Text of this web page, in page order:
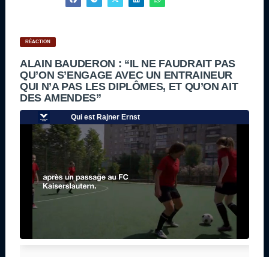
RÉACTION
ALAIN BAUDERON : “IL NE FAUDRAIT PAS
QU’ON S’ENGAGE AVEC UN ENTRAINEUR
QUI N’A PAS LES DIPLÔMES, ET QU’ON AIT
DES AMENDES”